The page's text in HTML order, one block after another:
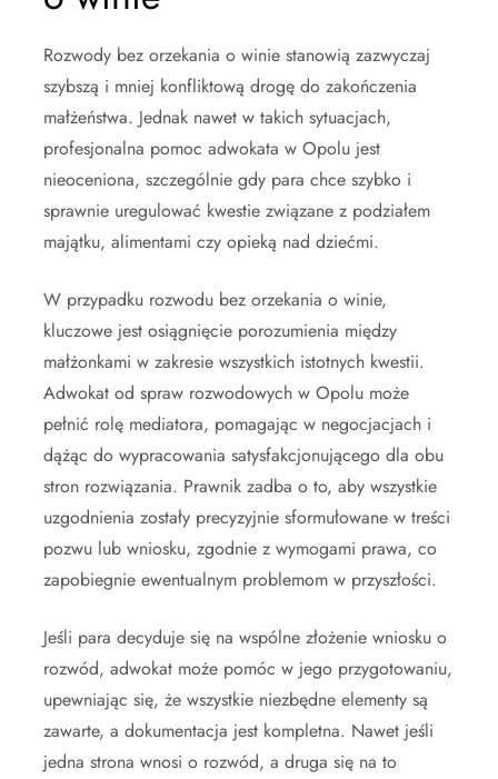
Rozwody bez orzekania o winie stanowią zazwyczaj
szybszą i mniej konfliktową drogę do zakończenia
małżeństwa. Jednak nawet w takich sytuacjach,
profesjonalna pomoc adwokata w Opolu jest
nieoceniona, szczególnie gdy para chce szybko i
sprawnie uregulować kwestie związane z podziałem
majątku, alimentami czy opieką nad dziećmi.
W przypadku rozwodu bez orzekania o winie,
kluczowe jest osiągnięcie porozumienia między
małżonkami w zakresie wszystkich istotnych kwestii.
Adwokat od spraw rozwodowych w Opolu może
pełnić rolę mediatora, pomagając w negocjacjach i
dążąc do wypracowania satysfakcjonującego dla obu
stron rozwiązania. Prawnik zadba o to, aby wszystkie
uzgodnienia zostały precyzyjnie sformułowane w treści
pozwu lub wniosku, zgodnie z wymogami prawa, co
zapobiegnie ewentualnym problemom w przyszłości.
Jeśli para decyduje się na wspólne złożenie wniosku o
rozwód, adwokat może pomóc w jego przygotowaniu,
upewniając się, że wszystkie niezbędne elementy są
zawarte, a dokumentacja jest kompletna. Nawet jeśli
jedna strona wnosi o rozwód, a druga się na to